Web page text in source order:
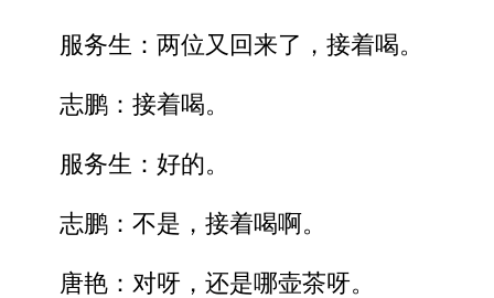
服务生：两位又回来了，接着喝。
志鹏：接着喝。
服务生：好的。
志鹏：不是，接着喝啊。
唐艳：对呀，还是哪壶茶呀。